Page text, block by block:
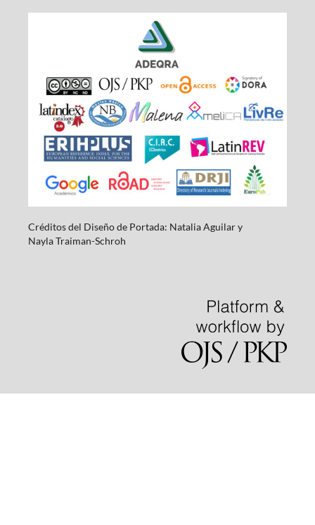
Créditos del Diseño de Portada: Natalia Aguilar y
NaylaTraiman-Schroh